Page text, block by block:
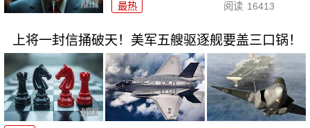
最热 阅读 16413
上将一封信捅破天！美军五艘驱逐舰要盖三口锅！